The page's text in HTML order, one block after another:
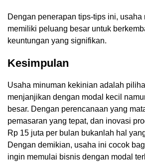
Dengan penerapan tips-tips ini, usaha
memiliki peluang besar untuk
keuntungan yang signifikan.
Kesimpulan
Usaha minuman kekinian adalah
menjanjikan dengan modal kecil
besar. Dengan perencanaan yang
pemasaran yang tepat, dan inovasi
Rp 15 juta per bulan bukanlah hal
Dengan demikian, usaha ini cocok
ingin memulai bisnis dengan modal